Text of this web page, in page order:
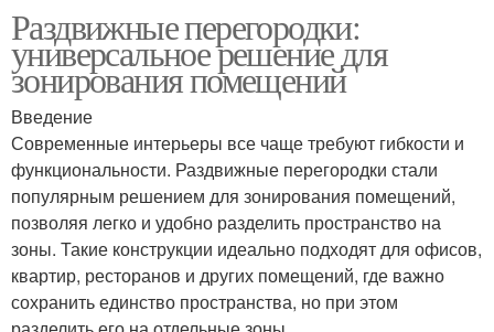
Раздвижные перегородки:
универсальное решение для
зонирования помещений
Введение
Современные интерьеры все чаще требуют гибкости и
функциональности. Раздвижные перегородки стали
популярным решением для зонирования помещений,
позволяя легко и удобно разделить пространство на
зоны. Такие конструкции идеально подходят для офисов,
квартир, ресторанов и других помещений, где важно
сохранить единство пространства, но при этом